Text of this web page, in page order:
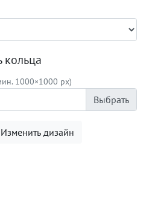
кольца
1000×1000 px)
Изменить дизайн